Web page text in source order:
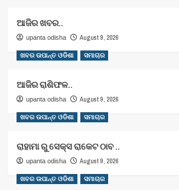
ଆଜିର ଖବର..
upanta odisha August 9, 2026
ଖବର ଉପାନ୍ତ ଓଡିଶା ସମାଚାର
ଆଜିର ରାଶିଫଳ..
upanta odisha August 9, 2026
ଖବର ଉପାନ୍ତ ଓଡିଶା ସମାଚାର
ରାହାମା ରୁ ସେକ୍ସ ରାକେଟ ଠାବ ..
upanta odisha August 9, 2026
ଖବର ଉପାନ୍ତ ଓଡିଶା ସମାଚାର